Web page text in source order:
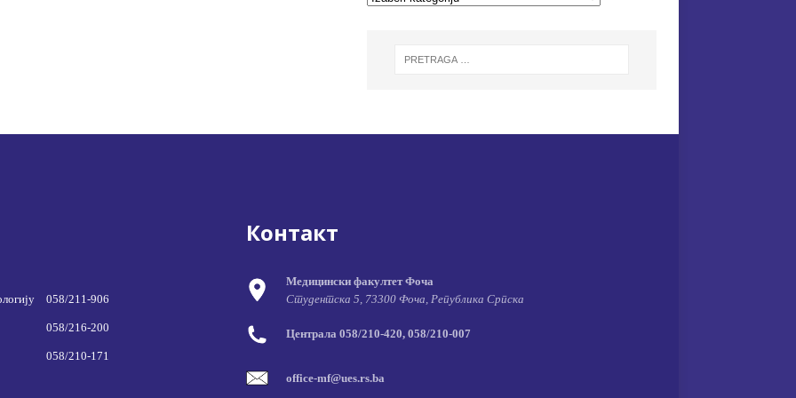
058/211-906
058/216-200
058/210-171
Контакт
Медицински факултет Фоча
Студентска 5, 73300 Фоча, Република Српска
Централа 058/210-420, 058/210-007
office-mf@ues.rs.ba